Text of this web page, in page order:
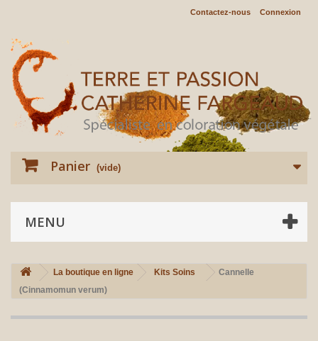
Connexion
Contactez-nous
Panier (vide)
MENU
La boutique en ligne Kits Soins
Cannelle
(Cinnamomun verum)